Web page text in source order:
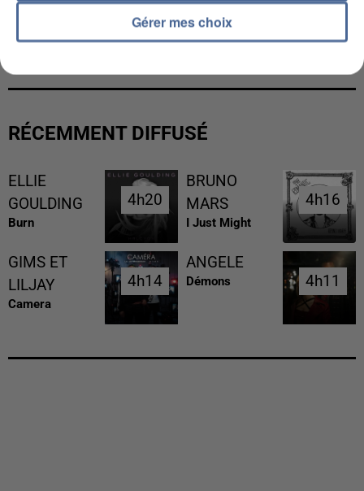
L’UN DES FONDATEURS SUPPOSÉS DE LA DZ
MAFIA INTERPELLÉ EN ALGÉRIE
RÉCEMMENT DIFFUSÉ
ELLIE
GOULDING
Burn
4h20
4h20
BRUNO
MARS
I Just Might
4h16
4h16
GIMS ET
LILJAY
Camera
4h14
4h14
ANGELE
Démons 4h11
4h11
Gérer mes choix